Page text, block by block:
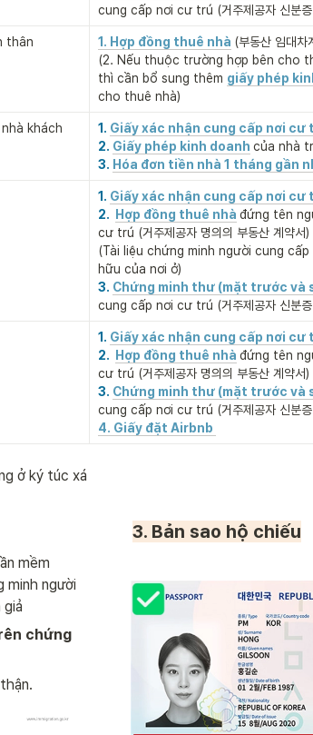
cung cấp nơi cư trú (거주제공자 신분증
thân 1. Hợp đồng thuê nhà (부동산 임대차
(2. Nếu thuộc trường hợp bên cho
thì cần bổ sung thêm giấy phép
cho thuê nhà)
khách 1. Giấy xác nhận cung cấp nơi cư
2. Giấy phép kinh doanh của nhà
3. Hóa đơn tiền nhà 1 tháng gần
1. Giấy xác nhận cung cấp nơi cư
2. Hợp đồng thuê nhà đứng tên
cư trú (거주제공자 명의의 부동산 계약서)
(Tài liệu chứng minh người cung
hữu của nơi ở)
3. Chứng minh thư (mặt trước và
cung cấp nơi cư trú (거주제공자 신분증
1. Giấy xác nhận cung cấp nơi cư
2. Hợp đồng thuê nhà đứng tên
cư trú (거주제공자 명의의 부동산 계약서)
3. Chứng minh thư (mặt trước và
cung cấp nơi cư trú (거주제공자 신분증
4. Giấy đặt Airbnb
ở ký túc xá
mềm
minh người
giả
chứng
3. Bản sao hộ chiếu